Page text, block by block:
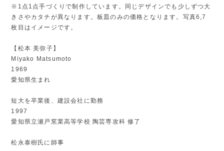
※1点1点手づくりで制作しています。同じデザインでも少しずつ大
きさやカタチが異なります。板皿のみの価格となります。写真6,7
枚目はイメージです。
【松本 美弥子】
Miyako Matsumoto
1969
愛知県生まれ
短大を卒業後、建設会社に勤務
1997
愛知県立瀬戸窯業高等学校 陶芸専攻科 修了
松永泰樹氏に師事